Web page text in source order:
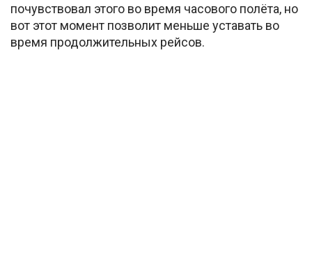
почувствовал этого во время часового полёта, но
вот этот момент позволит меньше уставать во
время продолжительных рейсов.